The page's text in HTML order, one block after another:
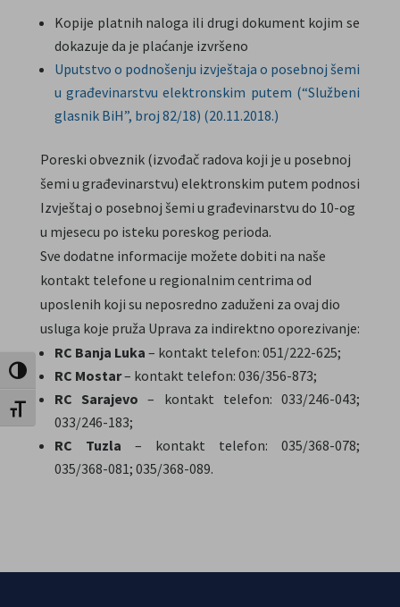
Toggle High Contrast
Toggle Font size
Kopije platnih naloga ili drugi dokument kojim se
dokazuje da je plaćanje izvršeno
Uputstvo o podnošenju izvještaja o posebnoj šemi
u građevinarstvu elektronskim putem (“Službeni
glasnik BiH”, broj 82/18) (20.11.2018.)
Poreski obveznik (izvođač radova koji je u posebnoj
šemi u građevinarstvu) elektronskim putem podnosi
Izvještaj o posebnoj šemi u građevinarstvu do 10-og
u mjesecu po isteku poreskog perioda.
Sve dodatne informacije možete dobiti na naše
kontakt telefone u regionalnim centrima od
uposlenih koji su neposredno zaduženi za ovaj dio
usluga koje pruža Uprava za indirektno oporezivanje:
RC Banja Luka – kontakt telefon: 051/222-625;
RC Mostar– kontakt telefon: 036/356-873;
RC Sarajevo– kontakt telefon: 033/246-043;
033/246-183;
RC Tuzla – kontakt telefon: 035/368-078;
035/368-081; 035/368-089.